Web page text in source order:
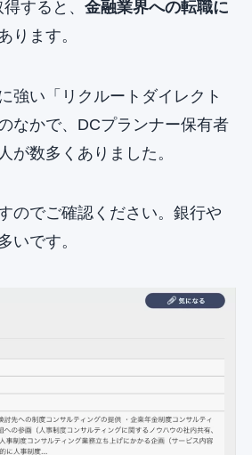
すると、 金融業界への転職に
ります。
強い「リクルートダイレクト
なかで、DCプランナー保有者
が数多くありました。
のでご確認ください。銀行や
いです。